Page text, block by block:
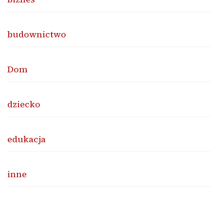
budownictwo
Dom
dziecko
edukacja
inne